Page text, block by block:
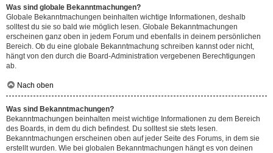
Was sind globale Bekanntmachungen?
Globale Bekanntmachungen beinhalten wichtige Informationen, deshalb
solltest du sie so bald wie möglich lesen. Globale Bekanntmachungen
erscheinen ganz oben in jedem Forum und ebenfalls in deinem persönlichen
Bereich. Ob du eine globale Bekanntmachung schreiben kannst oder nicht,
hängt von den durch die Board-Administration vergebenen Berechtigungen
ab.
Nach oben
Was sind Bekanntmachungen?
Bekanntmachungen beinhalten meist wichtige Informationen zu dem Bereich
des Boards, in dem du dich befindest. Du solltest sie stets lesen.
Bekanntmachungen erscheinen oben auf jeder Seite des Forums, in dem sie
erstellt wurden. Wie bei globalen Bekanntmachungen hängt es von deinen